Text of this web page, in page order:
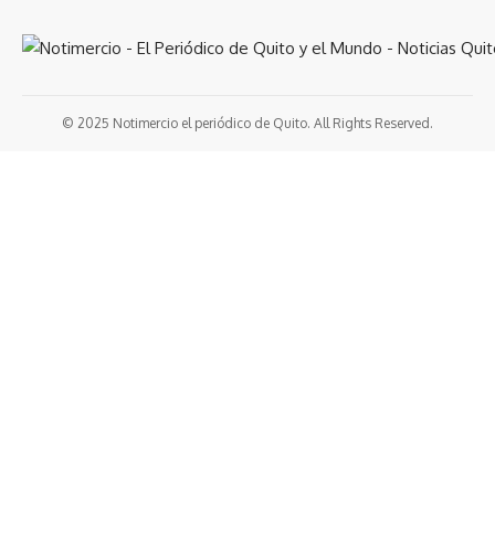
© 2025 Notimercio el periódico de Quito. All Rights Reserved.